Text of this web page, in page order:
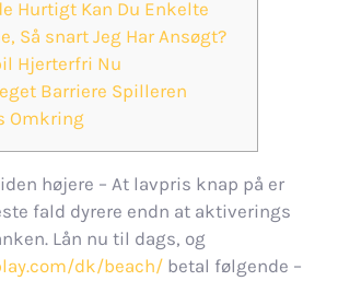
Hurtigt Kan Du Enkelte
Så snart Jeg Har Ansøgt?
Hjerterfri Nu
Barriere Spilleren
Omkring
højere – At lavpris knap på er
fald dyrere endn at aktiverings
Lån nu til dags, og
dk/beach/ betal følgende –